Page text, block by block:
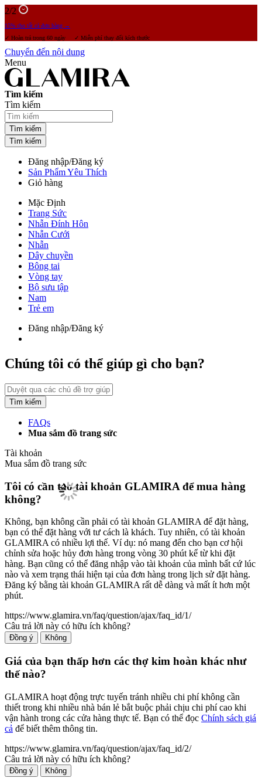
2/2
15% cho tất cả đơn hàng →
✓ Hoàn trả trong 60 ngày ✓ Miễn phí thay đổi kích thước
Chuyển đến nội dung
Menu
Tìm kiếm
Tìm kiếm
Tìm kiếm
Tìm kiếm
Đăng nhập/Đăng ký
Sản Phẩm Yêu Thích
Giỏ hàng
Mặc Định
Trang Sức
Nhẫn Đính Hôn
Nhẫn Cưới
Nhẫn
Dây chuyền
Bông tai
Vòng tay
Bộ sưu tập
Nam
Trẻ em
Đăng nhập/Đăng ký
Chúng tôi có thể giúp gì cho bạn?
Tìm kiếm
FAQs
Mua sắm đồ trang sức
Tài khoản
Mua sắm đồ trang sức
Tôi có cần tạo tài khoản GLAMIRA để mua hàng
không?
Không, bạn không cần phải có tài khoản GLAMIRA để đặt hàng,
bạn có thể đặt hàng với tư cách là khách. Tuy nhiên, có tài khoản
GLAMIRA có nhiều lợi thế. Ví dụ: nó mang đến cho bạn cơ hội
chỉnh sửa hoặc hủy đơn hàng trong vòng 30 phút kể từ khi đặt
hàng. Bạn cũng có thể đăng nhập vào tài khoản của mình bất cứ lúc
nào và xem trạng thái hiện tại của đơn hàng trong lịch sử đặt hàng.
Đăng ký bằng tài khoản GLAMIRA rất dễ dàng và mất ít hơn một
phút.
https://www.glamira.vn/faq/question/ajax/faq_id/1/
Câu trả lời này có hữu ích không?
Đồng ý Không
Giá của bạn thấp hơn các thợ kim hoàn khác như
thế nào?
GLAMIRA hoạt động trực tuyến tránh nhiều chi phí không cần
thiết trong khi nhiều nhà bán lẻ bắt buộc phải chịu chi phí cao khi
vận hành trong các cửa hàng thực tế. Bạn có thể đọc Chính sách giá
cả để biết thêm thông tin.
https://www.glamira.vn/faq/question/ajax/faq_id/2/
Câu trả lời này có hữu ích không?
Đồng ý Không